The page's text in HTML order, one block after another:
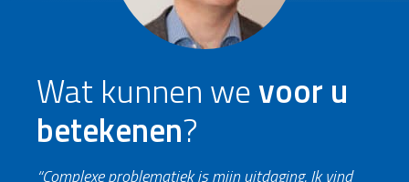
Wat kunnen wevoor u
betekenen?
“Complexe problematiek is mijn uitdaging. Ik vind